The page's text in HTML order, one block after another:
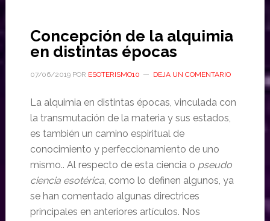
Concepción de la alquimia
en distintas épocas
07/06/2019POR ESOTERISMO10 DEJA UN COMENTARIO
La alquimia en distintas épocas, vinculada con
la transmutación de la materia y sus estados,
es también un camino espiritual de
conocimiento y perfeccionamiento de uno
mismo.. Al respecto de esta ciencia o pseudo
ciencia esotérica, como lo definen algunos, ya
se han comentado algunas directrices
principales en anteriores artículos. Nos